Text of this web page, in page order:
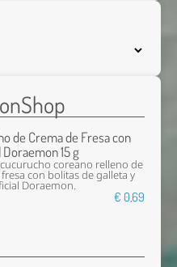
de Crema de Fresa con
Doraemon 15 g
coreano relleno de
con bolitas de galleta y
Doraemon.
€ 0,69